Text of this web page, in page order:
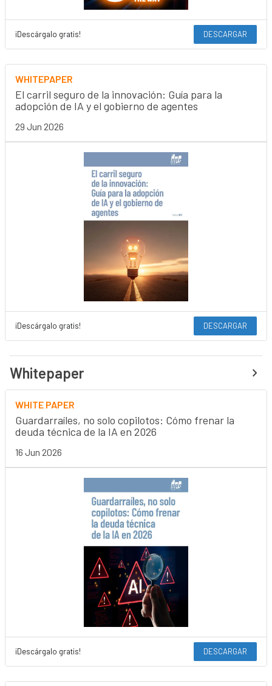
¡Descárgalo gratis! DESCARGAR
WHITEPAPER
El carril seguro de la innovación: Guía para la
adopción de IA y el gobierno de agentes
29 Jun 2026
¡Descárgalo gratis! DESCARGAR
Whitepaper
WHITE PAPER
Guardarraíles, no solo copilotos: Cómo frenar la
deuda técnica de la IA en 2026
16 Jun 2026
¡Descárgalo gratis! DESCARGAR